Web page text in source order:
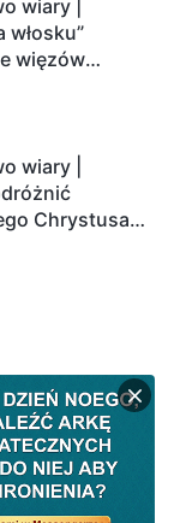
wiary |
włosku”
więzów
wiary |
Chrystusa